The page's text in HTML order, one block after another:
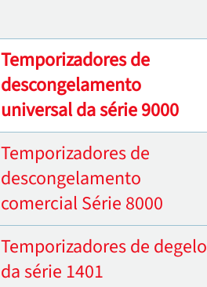
Temporizadores de
descongelamento
universal da série 9000
Temporizadores de
descongelamento
comercial Série 8000
Temporizadores de degelo
da série 1401